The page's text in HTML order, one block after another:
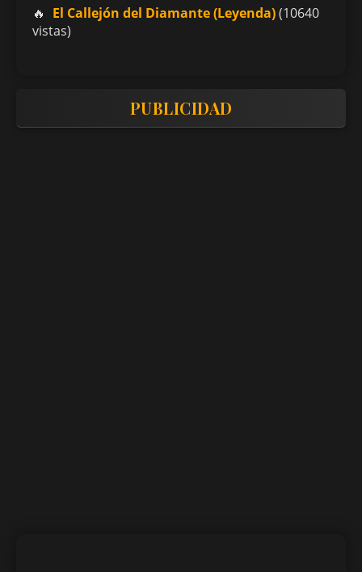
El Callejón del Diamante (Leyenda)(10640
vistas)
PUBLICIDAD